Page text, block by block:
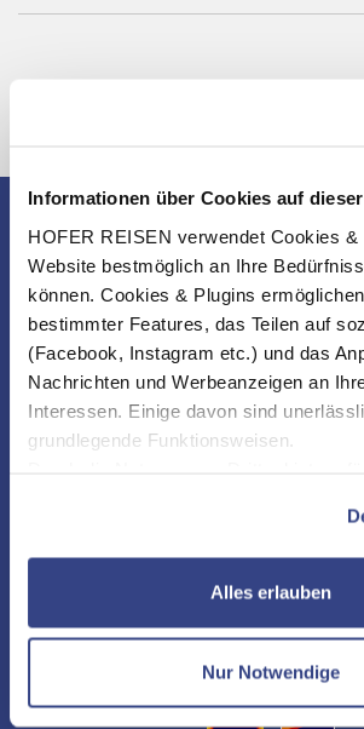
Informationen über Cookies auf
HOFER REISEN verwendet Cookies &
Website bestmöglich an Ihre
können. Cookies & Plugins
bestimmter Features, das Teilen auf
(Facebook, Instagram etc.) und das
Nachrichten und Werbeanzeigen an
Interessen. Einige davon sind
grundlegende Funktionsweisen.
zusätzliche Dienste bzw. Technologien
nutzen und uns sowie Dritten weitere
ermöglichen, dabei kommt es auch zu
Datenschutzseite
Mit Klick auf "Alles erlauben" stimmen
Alles erlauben
Nur Notwendige
NEWSLETTER
KONTAKT & SERVICE